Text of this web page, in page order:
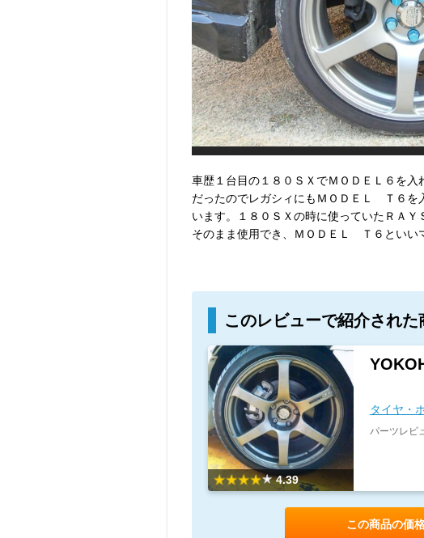
車歴１台目の１８０ＳＸでＭＯＤＥＬ６を
だったのでレガシィにもＭＯＤＥＬ Ｔ６を
います。１８０ＳＸの時に使っていたＲＡ
そのまま使用でき、ＭＯＤＥＬ Ｔ６といい
このレビューで紹介された
4.39
タイヤ・
パーツレビ
この商品の価